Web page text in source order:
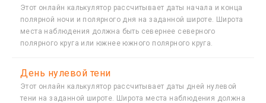
Этот онлайн калькулятор рассчитывает даты начала и конца
полярной ночи и полярного дня на заданной широте. Широта
места наблюдения должна быть севернее северного
полярного круга или южнее южного полярного круга.
День нулевой тени
Этот онлайн калькулятор рассчитывает даты дней нулевой
тени на заданной широте. Широта места наблюдения должна